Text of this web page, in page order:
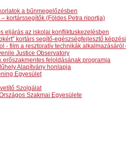
a bűnmegelőzésben
kortárssegítők (Földes Petra riportja)
eljárás az iskolai konfliktuskezelésben
kortárs segítő-egészségfejlesztő
- film a resztoratív technikák
Justice Observatory
erőszakmentes feloldásának programja
Alapítvány honlapja
Egyesület
Szolgálat
Szakmai Egyesülete